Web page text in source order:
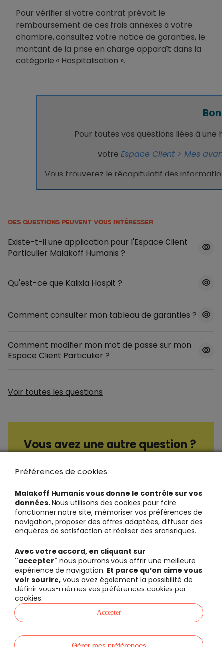
Pour vérifier si votre contrat prévoit le
remboursement de ces frais annexes à votre
chambre, consultez votre notice de garanties, le
montant de la prise en charge apparaît dans la
catégorie « Hospitalisation ».
Pour toutes vos questions liées à
votre Espace Client > Mes
Vous trouverez le récapitulatif des
CES QUESTIONS PEUVENT VOUS INTÉRESSER
Existe-t-il une application pour l'Espace Client
Particulier Malakoff Humanis ?
Qu'est-ce que Kalixia Hospit ?
Comment consulter mon tableau de garanties ?
Comment modifier mon mot de passe sur mon
Espace Client Particulier ?
Voir toutes les questions
Vous avez une autre question ?
Consultez nos questions / réponses
Préférences de cookies
Malakoff Humanis vous donne le contrôle sur vos
données.Nous utilisons des cookies pour faire
fonctionner notre site, mémoriser vos préférences de
navigation, proposer des offres adaptées, diffuser des
enquêtes de satisfaction et réaliser des statistiques.
Avec votre accord, en cliquant sur
"accepter" nous pourrons vous offrir une meilleure
expérience de navigation. Et parce qu’on aime vous
voir sourire, vous avez également la possibilité de
définir vous-mêmes vos préférences cookies par
cookies.
Gérer mes préférences
Accepter